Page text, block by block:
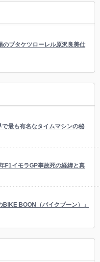
のブタケツローレル原沢良美仕
で最も有名なタイムマシンの秘
F1イモラGP事故死の経緯と真
BIKE BOON（バイクブーン）」